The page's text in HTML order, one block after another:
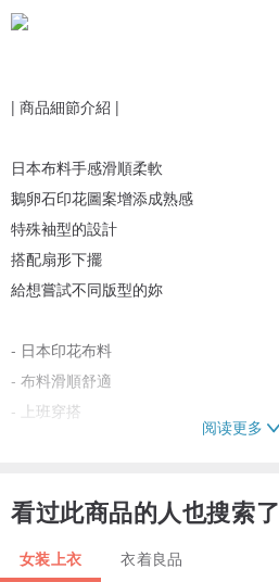
| 商品細節介紹 |
日本布料手感滑順柔軟
鵝卵石印花圖案增添成熟感
特殊袖型的設計
搭配扇形下擺
給想嘗試不同版型的妳
- 日本印花布料
- 布料滑順舒適
- 上班穿搭
阅读更多
看过此商品的人也搜索了
女装上衣 衣着良品